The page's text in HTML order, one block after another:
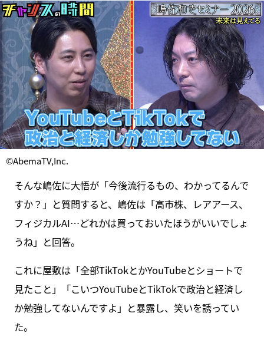
©AbemaTV,Inc.
そんな嶋佐に大悟が「今後流行るもの、わかってるんで
すか？」と質問すると、嶋佐は「高市株、レアアース、
フィジカルAI…どれかは買っておいたほうがいいでしょ
うね」と回答。
これに屋敷は「全部TikTokとかYouTubeとショートで
見たこと」「こいつYouTubeとTikTokで政治と経済し
か勉強してないんですよ」と暴露し、笑いを誘ってい
た。